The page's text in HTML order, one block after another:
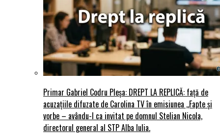
Primar Gabriel Codru Pleșa: DREPT LA REPLICĂ: față de
acuzațiile difuzate de Carolina TV în emisiunea ,,Fapte și
vorbe – avându-l ca invitat pe domnul Stelian Nicola,
directorul general al STP Alba Iulia.